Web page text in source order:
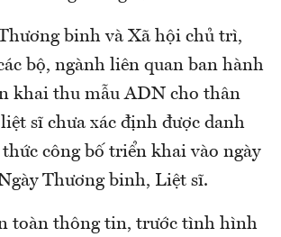
binh và Xã hội chủ trì,
bộ, ngành liên quan ban hành
khai thu mẫu ADN cho thân
sĩ chưa xác định được danh
công bố triển khai vào ngày
Thương binh, Liệt sĩ.
toàn thông tin, trước tình hình